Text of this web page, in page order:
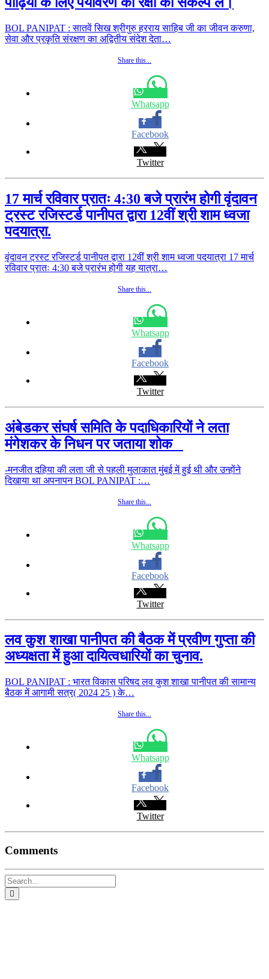
BOL PANIPAT : सातवें सिख श्रीगुरु हरराय साहिब जी का जीवन करुणा,
सेवा और प्रकृति संरक्षण का अद्वितीय संदेश देता…
Share this...
Whatsapp
Facebook
Twitter
17 मार्च रविवार प्रातः 4:30 बजे प्रारंभ होगी वृंदावन
ट्रस्ट रजिस्टर्ड पानीपत द्वारा 12वीं श्री शाम ध्वजा
पदयात्रा.
वृंदावन ट्रस्ट रजिस्टर्ड पानीपत द्वारा 12वीं श्री शाम ध्वजा पदयात्रा 17 मार्च
रविवार प्रातः 4:30 बजे प्रारंभ होगी यह यात्रा…
Share this...
Whatsapp
Facebook
Twitter
अंबेडकर संघर्ष समिति के पदाधिकारियों ने लता
मंगेशकर के निधन पर जताया शोक
-मनजीत दहिया की लता जी से पहली मुलाकात मुंबई में हुई थी और उन्होंने
दिखाया था अपनापन BOL PANIPAT :…
Share this...
Whatsapp
Facebook
Twitter
लव कुश शाखा पानीपत की बैठक में प्रवीण गुप्ता की
अध्यक्षता में हुआ दायित्वधारियों का चुनाव.
BOL PANIPAT : भारत विकास परिषद लव कुश शाखा पानीपत की सामान्य
बैठक में आगामी सत्र( 2024 25 ) के…
Share this...
Whatsapp
Facebook
Twitter
Comments